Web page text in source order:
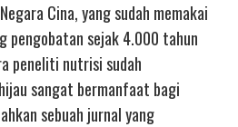
Cina, yang sudah memakai
pengobatan sejak 4.000 tahun
peneliti nutrisi sudah
sangat bermanfaat bagi
sebuah jurnal yang